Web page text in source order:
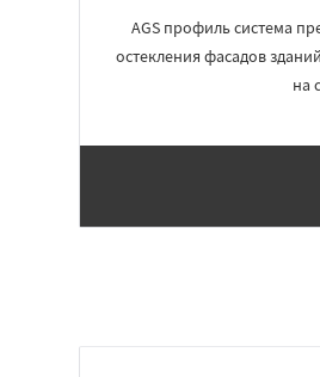
AGS профиль система
остекления фасадов
на